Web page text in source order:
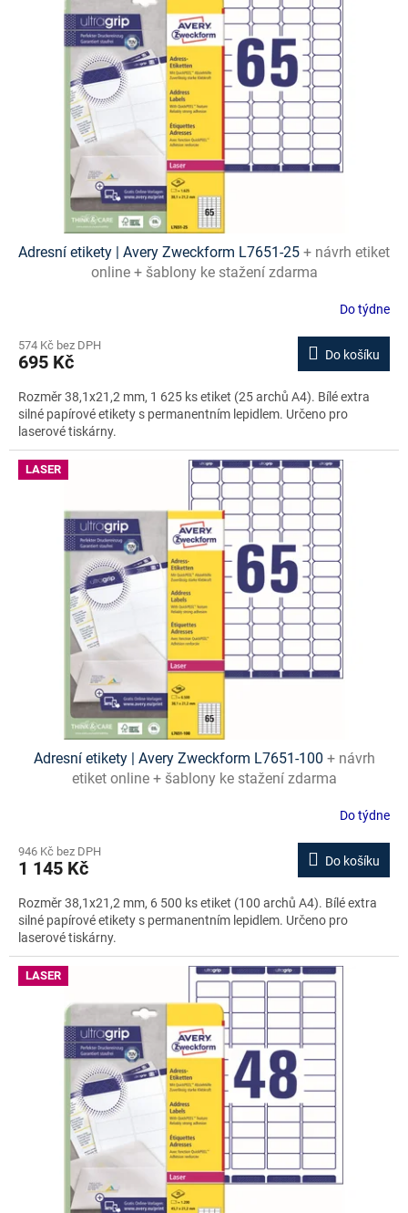
Adresní etikety | Avery Zweckform L7651-25 + návrh etiket
online + šablony ke stažení zdarma
Do týdne
574 Kč bez DPH
695 Kč Do košíku
Rozměr 38,1x21,2 mm, 1 625 ks etiket (25 archů A4). Bílé extra
silné papírové etikety s permanentním lepidlem. Určeno pro
laserové tiskárny.
LASER
Adresní etikety | Avery Zweckform L7651-100 + návrh
etiket online + šablony ke stažení zdarma
Do týdne
946 Kč bez DPH
1 145 Kč Do košíku
Rozměr 38,1x21,2 mm, 6 500 ks etiket (100 archů A4). Bílé extra
silné papírové etikety s permanentním lepidlem. Určeno pro
laserové tiskárny.
LASER